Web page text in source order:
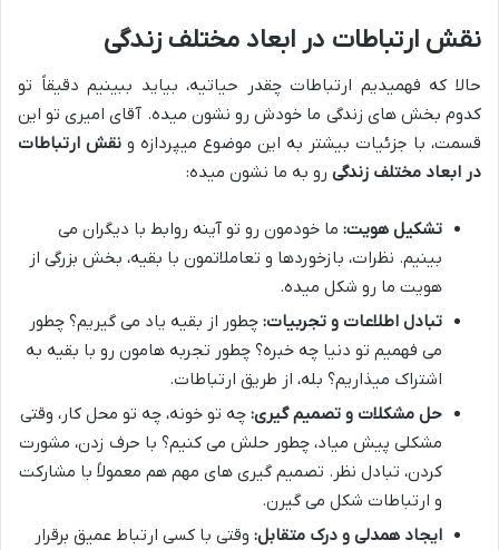
نقش ارتباطات در ابعاد مختلف زندگی
حالا که فهمیدیم ارتباطات چقدر حیاتیه، بیاید ببینیم دقیقاً تو
کدوم بخش های زندگی ما خودش رو نشون میده. آقای امیری تو این
قسمت، با جزئیات بیشتر به این موضوع میپردازه و نقش ارتباطات
در ابعاد مختلف زندگی رو به ما نشون میده:
تشکیل هویت: ما خودمون رو تو آینه روابط با دیگران می
بینیم. نظرات، بازخوردها و تعاملاتمون با بقیه، بخش بزرگی از
هویت ما رو شکل میده.
تبادل اطلاعات و تجربیات: چطور از بقیه یاد می گیریم؟ چطور
می فهمیم تو دنیا چه خبره؟ چطور تجربه هامون رو با بقیه به
اشتراک میذاریم؟ بله، از طریق ارتباطات.
حل مشکلات و تصمیم گیری: چه تو خونه، چه تو محل کار، وقتی
مشکلی پیش میاد، چطور حلش می کنیم؟ با حرف زدن، مشورت
کردن، تبادل نظر. تصمیم گیری های مهم هم معمولاً با مشارکت
و ارتباطات شکل می گیرن.
ایجاد همدلی و درک متقابل: وقتی با کسی ارتباط عمیق برقرار